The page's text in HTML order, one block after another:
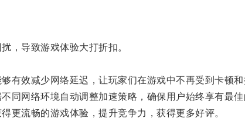
导致游戏体验大打折扣。
效减少网络延迟，让玩家们在游戏中不再受到卡顿和
网络环境自动调整加速策略，确保用户始终享有最佳
流畅的游戏体验，提升竞争力，获得更多好评。